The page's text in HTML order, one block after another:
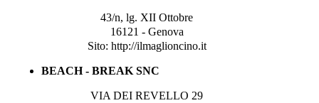
43/n, lg. XII Ottobre
16121 - Genova
Sito: http://ilmaglioncino.it
BEACH - BREAK SNC
VIA DEI REVELLO 29